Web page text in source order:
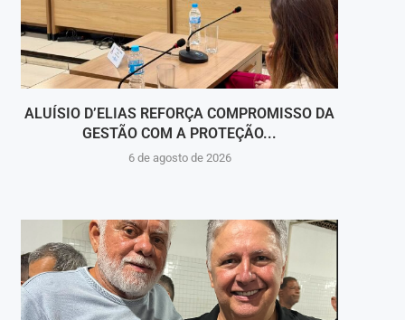
ALUÍSIO D’ELIAS REFORÇA COMPROMISSO DA
GESTÃO COM A PROTEÇÃO...
6 de agosto de 2026